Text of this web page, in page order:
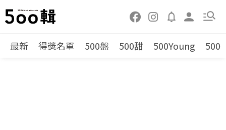
最新 得獎名單 500盤 500甜 500Young 500